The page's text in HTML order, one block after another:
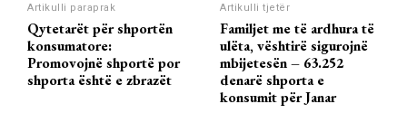
Artikulli paraprak
Qytetarët për shportën
konsumatore:
Promovojnë shportë por
shporta është e zbrazët
Artikulli tjetër
Familjet me të ardhura të
ulëta, vështirë sigurojnë
mbijetesën – 63.252
denarë shporta e
konsumit për Janar